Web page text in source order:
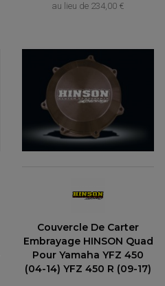
au lieu de 234,00 €
Couvercle De Carter
Embrayage HINSON Quad
Pour Yamaha YFZ 450
(04-14) YFZ 450 R (09-17)